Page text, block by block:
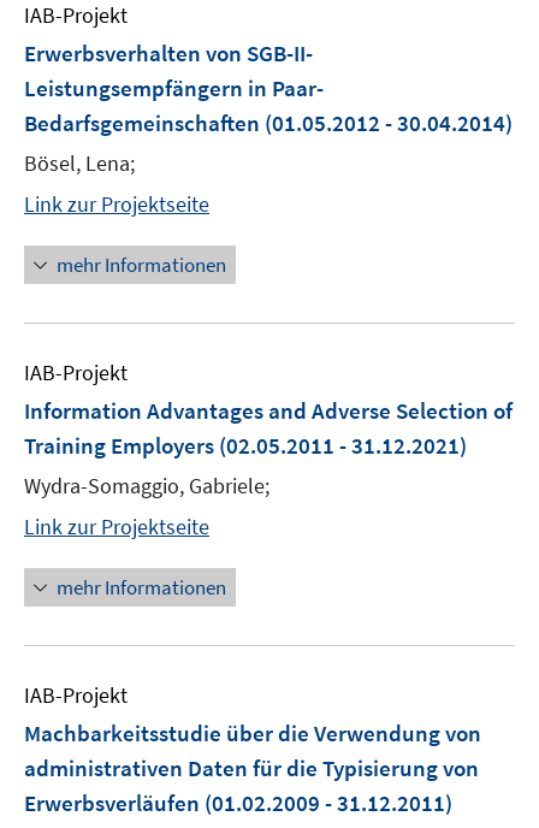
IAB-Projekt
Erwerbsverhalten von SGB-II-
Leistungsempfängern in Paar-
Bedarfsgemeinschaften (01.05.2012 - 30.04.2014)
Bösel, Lena;
Link zur Projektseite
mehr Informationen
IAB-Projekt
Information Advantages and Adverse Selection of
Training Employers (02.05.2011 - 31.12.2021)
Wydra-Somaggio, Gabriele;
Link zur Projektseite
mehr Informationen
IAB-Projekt
Machbarkeitsstudie über die Verwendung von
administrativen Daten für die Typisierung von
Erwerbsverläufen (01.02.2009 - 31.12.2011)